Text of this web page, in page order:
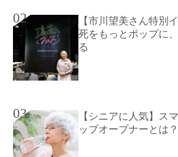
02
【市川望美さん特別
死をもっとポップに
る
03
【シニアに人気】ス
ップオープナーとは